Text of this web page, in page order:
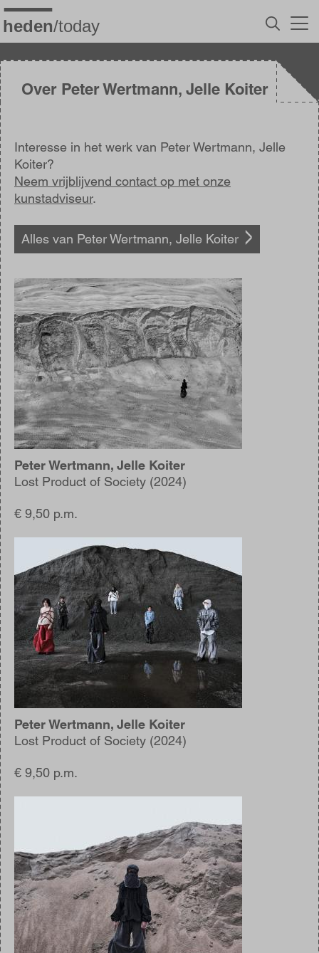
Overslaan
en
naar
inhoud
gaanOver Peter Wertmann, Jelle Koiter
Interesse in het werk van Peter Wertmann, Jelle
Koiter?
Neem vrijblijvend contact op met onze
kunstadviseur.
Alles van Peter Wertmann, Jelle Koiter
Afbeelding
Peter Wertmann, Jelle Koiter
Lost Product of Society (2024)
€ 9,50 p.m.
Afbeelding
Peter Wertmann, Jelle Koiter
Lost Product of Society (2024)
€ 9,50 p.m.